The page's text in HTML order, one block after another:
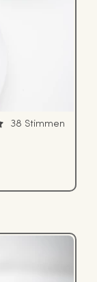
38 Stimmen